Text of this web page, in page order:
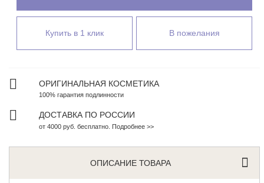
Купить в 1 клик В пожелания
ОРИГИНАЛЬНАЯ КОСМЕТИКА
100% гарантия подлинности
ДОСТАВКА ПО РОССИИ
от 4000 руб. бесплатно. Подробнее >>
ОПИСАНИЕ ТОВАРА